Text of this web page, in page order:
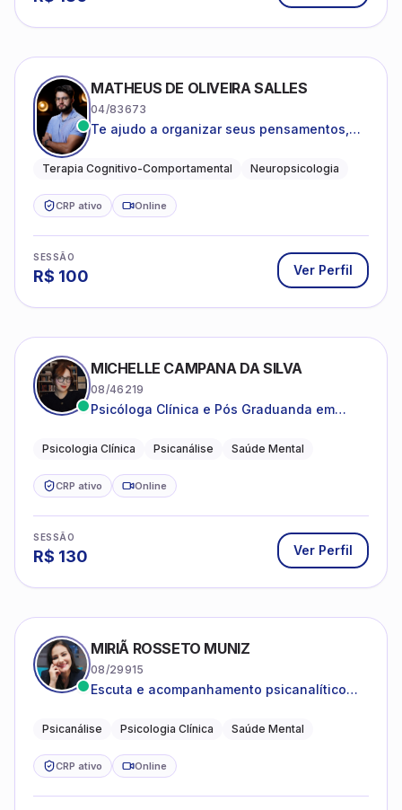
MATHEUS DE OLIVEIRA SALLES
04/83673
Te ajudo a organizar seus pensamentos,
clareza e sentido, com uma terapia
Terapia Cognitivo-Comportamental Neuropsicologia
CRP ativo Online
SESSÃO
R$ 100 Ver Perfil
MICHELLE CAMPANA DA SILVA
08/46219
Psicóloga Clínica e Pós Graduanda em
Psicologia Clínica Psicanálise Saúde Mental
CRP ativo Online
SESSÃO
R$ 130 Ver Perfil
MIRIÃ ROSSETO MUNIZ
08/29915
Escuta e acompanhamento psicanalítico
Psicanálise Psicologia Clínica Saúde Mental
CRP ativo Online